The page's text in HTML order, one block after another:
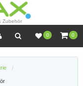
Zubehör
0 0